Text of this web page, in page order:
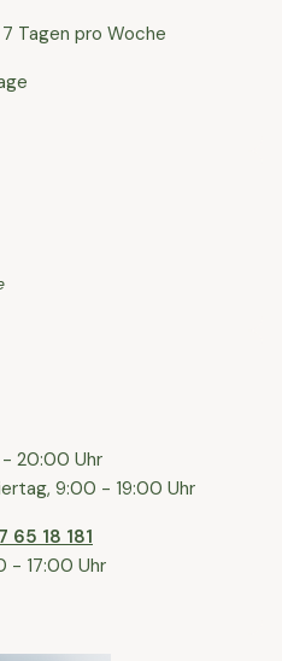
Tagen pro Woche
20:00 Uhr
9:00 - 19:00 Uhr
18 181
- 17:00 Uhr